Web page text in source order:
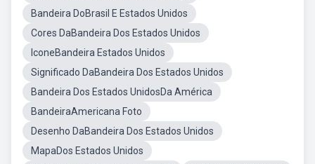
Bandeira DoBrasil E Estados Unidos
Cores DaBandeira Dos Estados Unidos
IconeBandeira Estados Unidos
Significado DaBandeira Dos Estados Unidos
Bandeira Dos Estados UnidosDa América
BandeiraAmericana Foto
Desenho DaBandeira Dos Estados Unidos
MapaDos Estados Unidos